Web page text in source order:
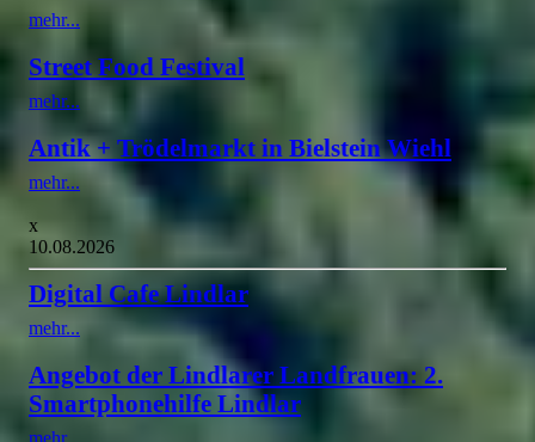
mehr...
Street Food Festival
mehr...
Antik + Trödelmarkt in Bielstein Wiehl
mehr...
x
10.08.2026
Digital Cafe Lindlar
mehr...
Angebot der Lindlarer Landfrauen: 2.
Smartphonehilfe Lindlar
mehr...